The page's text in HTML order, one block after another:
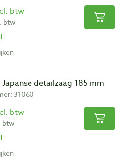
btw
btw
Japanse detailzaag 185 mm
31060
btw
btw